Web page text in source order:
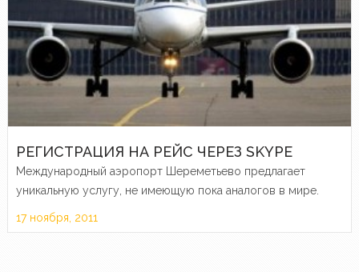
РЕГИСТРАЦИЯ НА РЕЙС ЧЕРЕЗ SKYPE
Международный аэропорт Шереметьево предлагает
уникальную услугу, не имеющую пока аналогов в мире.
17 ноября, 2011